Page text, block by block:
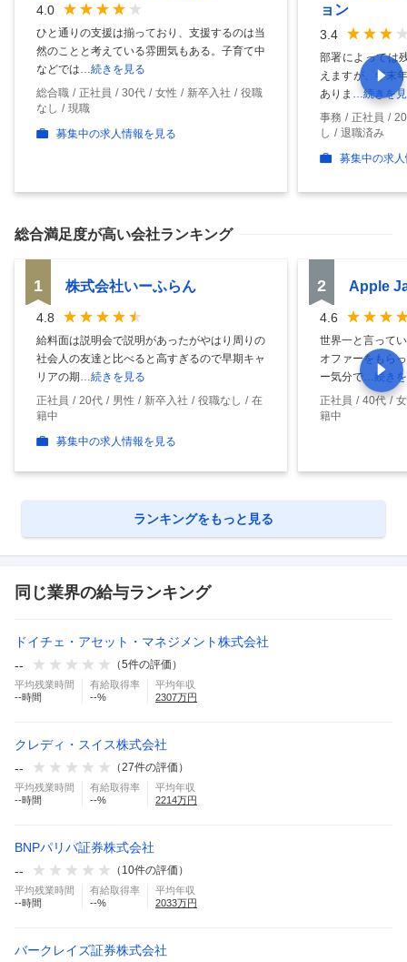
4.0
ひと通りの支援は揃っており、支援するのは当
然のことと考えている雰囲気もある。子育て中
などでは …続きを見る
総合職
正社員 30代 女性 新卒入社
役職
なし
現職
募集中の求人情報を見る
ョン
3.4
部署によっては
えますが、年末
ありま
…続きを
事務
正社員
し
退職済み
募集中の求
総合満足度が高い会社ランキング
1 株式会社いーふらん
4.8
給料面は説明会で説明があったがやはり周りの
社会人の友達と比べると高すぎるので早期キャ
リアの期…続きを見る
正社員
20代 男性 新卒入社 役職なし
在
籍中
募集中の求人情報を見る
2 Apple
4.6
世界一と言って
オファーをもら
ー気分で…続き
正社員
40代
籍中
ランキングをもっと見る
同じ業界の給与ランキング
ドイチェ・アセット・マネジメント株式会社
--
（5件の評価）
平均残業時間
--時間
有給取得率
--%
平均年収
2307万円
クレディ・スイス株式会社
--
（27件の評価）
平均残業時間
--時間
有給取得率
--%
平均年収
2214万円
BNPパリバ証券株式会社
--
（ 10件の評価）
平均残業時間
--時間
有給取得率
--%
平均年収
2033万円
バークレイズ証券株式会社